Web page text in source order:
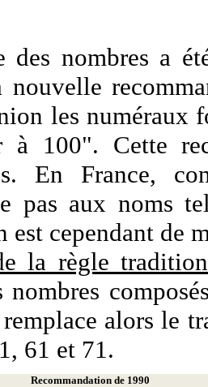
des nombres a
nouvelle
les numéraux
à 100". Cette
En France,
pas aux noms
est cependant de
la règle
nombres
alors le
61 et 71.
Recommandation de 1990